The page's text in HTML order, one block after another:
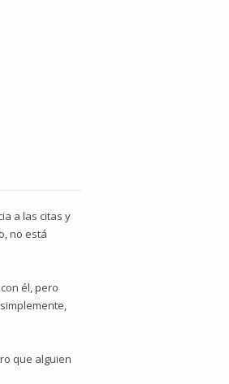
a las citas y
no está
él, pero
que alguien